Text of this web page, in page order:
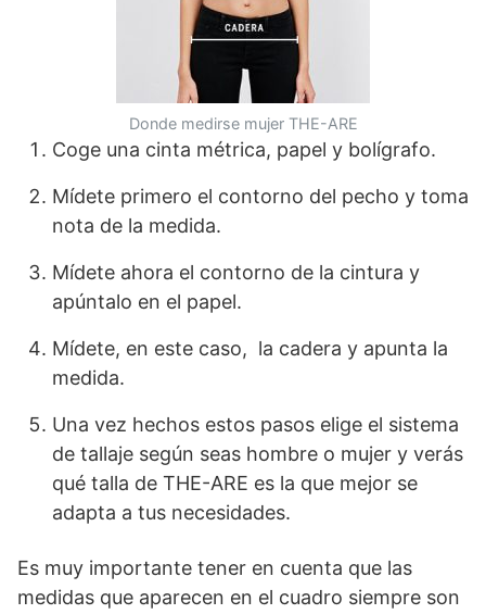
Donde medirse mujer THE-ARE
Coge una cinta métrica, papel y bolígrafo.
Mídete primero el contorno del pecho y toma
nota de la medida.
Mídete ahora el contorno de la cintura y
apúntalo en el papel.
Mídete, en este caso, la cadera y apunta la
medida.
Una vez hechos estos pasos elige el sistema
de tallaje según seas hombre o mujer y verás
qué talla de THE-ARE es la que mejor se
adapta a tus necesidades.
Es muy importante tener en cuenta que las
medidas que aparecen en el cuadro siempre son